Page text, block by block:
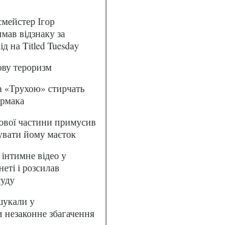
Ігор
відзнаку за
на Titled Tuesday
тероризм
стирчать
частини примусив
йому маєток
відео у
і розсилав
у
незаконне збагачення